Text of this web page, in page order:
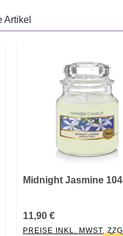
Artikel
Midnight Jasmine
11,90 €
PREISE INKL. MWST.